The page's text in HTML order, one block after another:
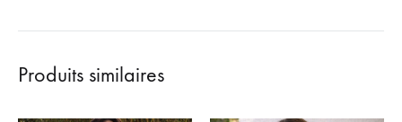
Produits similaires